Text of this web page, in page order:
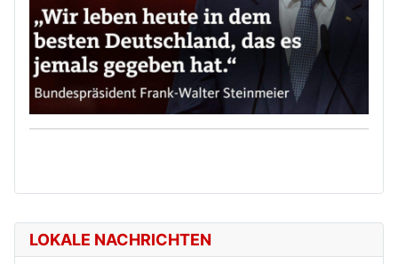
LOKALE NACHRICHTEN